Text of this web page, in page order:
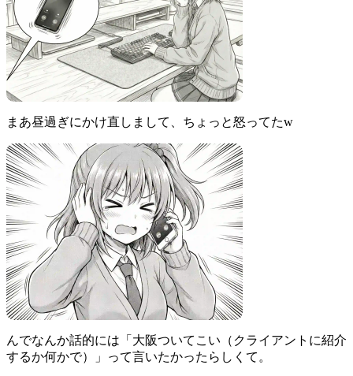
まあ昼過ぎにかけ直しまして、ちょっと怒ってたw
んでなんか話的には「大阪ついてこい（クライアントに紹介
するか何かで）」って言いたかったらしくて。